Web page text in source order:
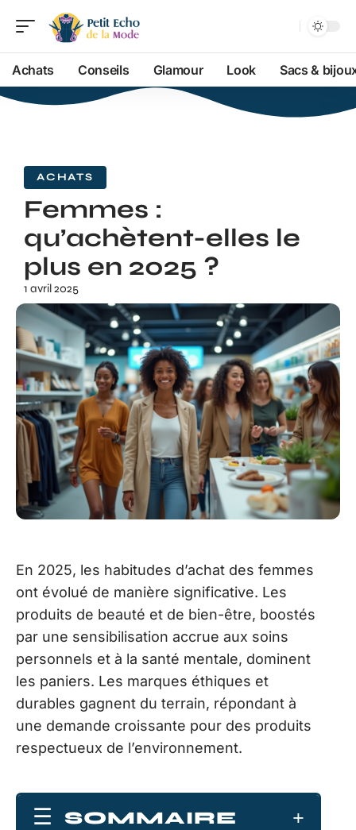
Achats Conseils Glamour Look Sacs &
ACHATS
Femmes :
qu’achètent-elles le
plus en 2025 ?
1 avril 2025
En 2025, les habitudes d’achat des femmes
ont évolué de manière significative. Les
produits de beauté et de bien-être, boostés
par une sensibilisation accrue aux soins
personnels et à la santé mentale, dominent
les paniers. Les marques éthiques et
durables gagnent du terrain, répondant à
une demande croissante pour des produits
respectueux de l’environnement.
SOMMAIRE